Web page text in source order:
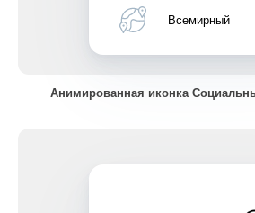
Всемирный
Анимированная иконка